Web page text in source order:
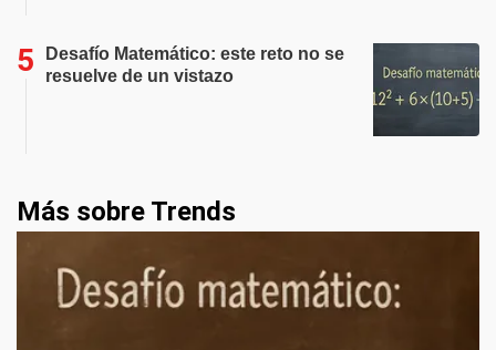
Desafío Matemático: este reto no se
resuelve de un vistazo
Más sobre Trends